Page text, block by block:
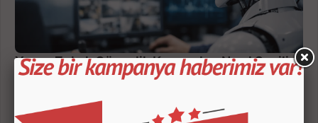
Yapay Zekalı Güvenlik Kameraları Nasıl Seçilir?
Yapay zekalı güvenlik kameraları; insan, araç ve hareket
modeli, fiyatı karşılaştırın.